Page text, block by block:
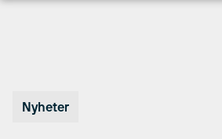
Nyheter